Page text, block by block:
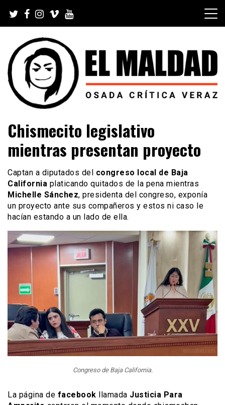
content
El Maldad
Viral y Youtube
Chismecito legislativo
mientras presentan proyecto
Captan a diputados del congreso local de Baja
California platicando quitados de la pena mientras
Michelle Sánchez, presidenta del congreso, exponía
un proyecto ante sus compañeros y estos ni caso le
hacían estando a un lado de ella.
Congreso de Baja California.
La página de facebook llamada Justicia Para